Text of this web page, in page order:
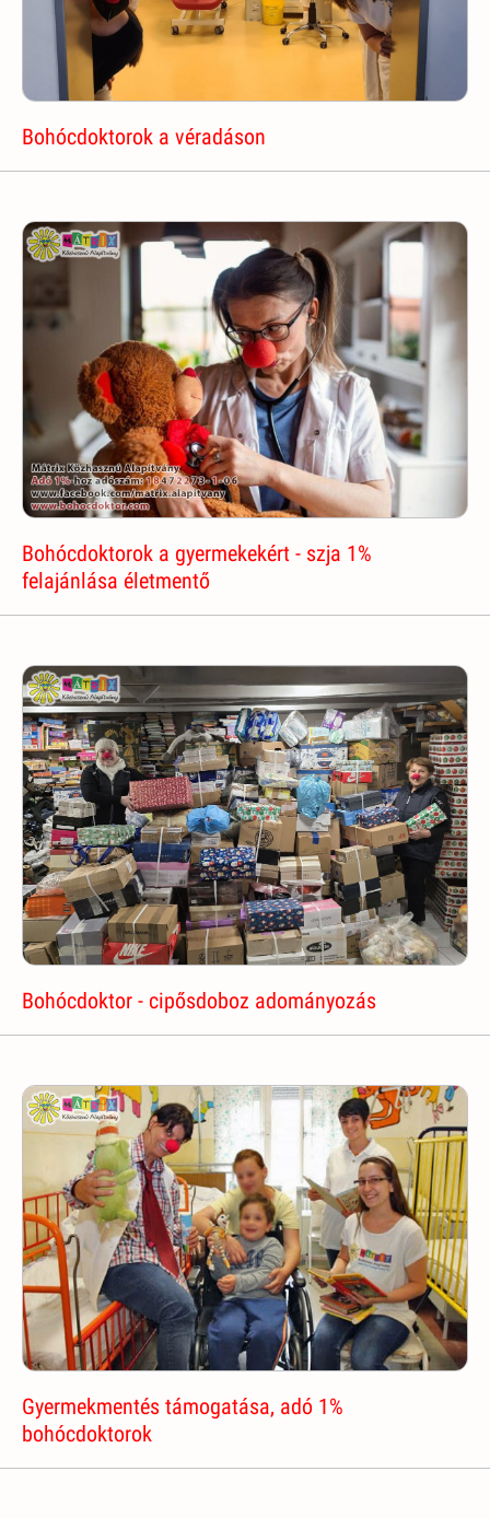
Bohócdoktorok a véradáson
Bohócdoktorok a gyermekekért - szja 1%
felajánlása életmentő
Bohócdoktor - cipősdoboz adományozás
Gyermekmentés támogatása, adó 1%
bohócdoktorok